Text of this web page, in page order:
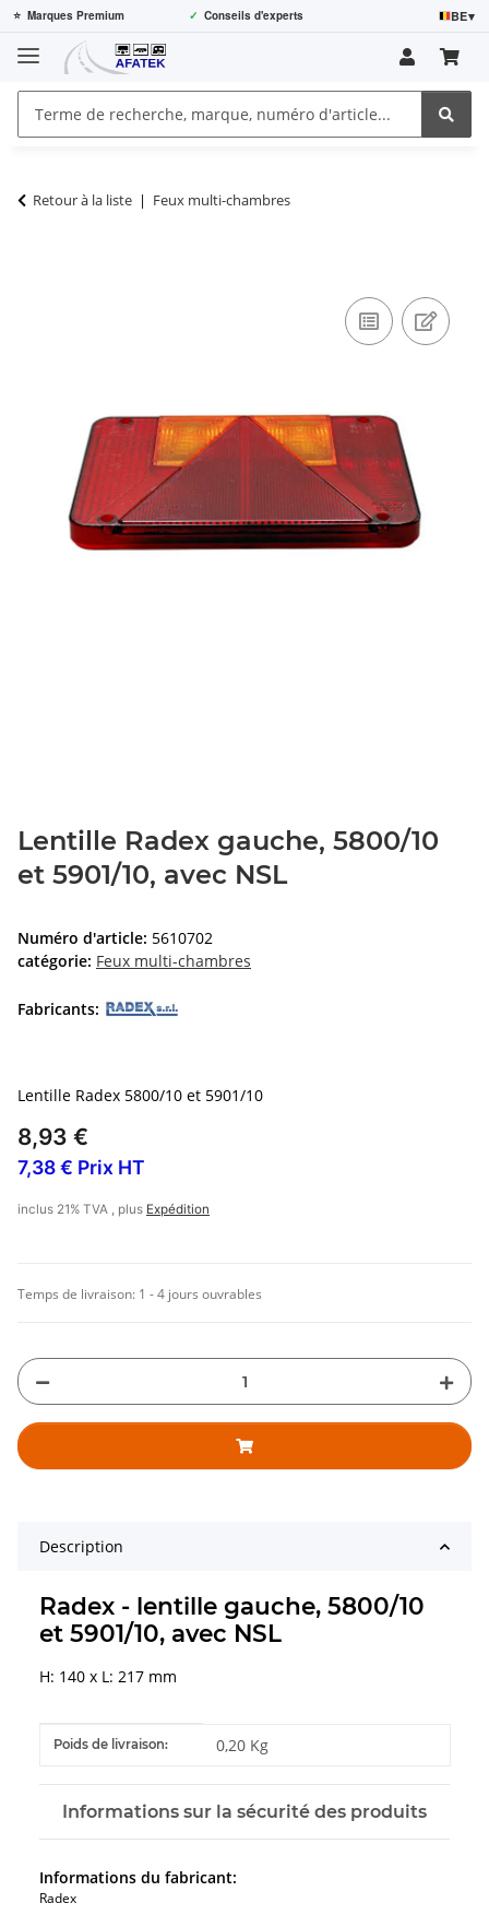
⭐ Marques Premium ✓ Conseils d'experts BE▾
Retour à la liste Feux multi-chambres
Lentille Radex gauche, 5800/10
et 5901/10, avec NSL
Numéro d'article: 5610702
catégorie: Feux multi-chambres
Fabricants:
Lentille Radex 5800/10 et 5901/10
8,93 €
7,38 € Prix HT
inclus 21% TVA , plus Expédition
Temps de livraison: 1 - 4 jours ouvrables
Description
Radex - lentille gauche, 5800/10
et 5901/10, avec NSL
H: 140 x L: 217 mm
#productDetails.itemInformation#
#productDetails.itemValue#
Poids de livraison: 0,20 Kg
Informations sur la sécurité des produits
Informations du fabricant:
Radex